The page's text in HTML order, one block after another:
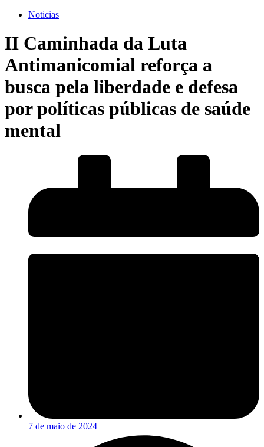
Noticias
II Caminhada da Luta
Antimanicomial reforça a
busca pela liberdade e defesa
por políticas públicas de saúde
mental
7 de maio de 2024